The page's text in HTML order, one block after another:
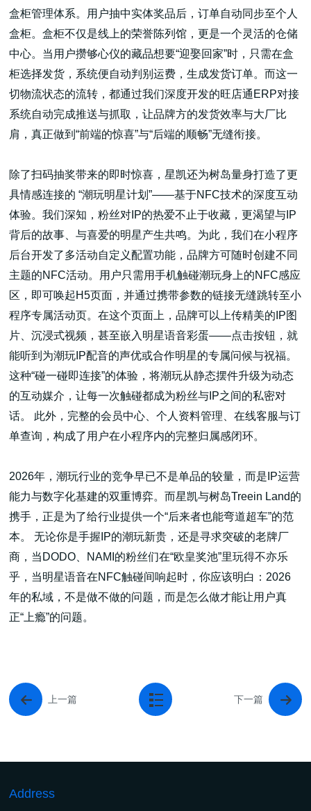
盒柜管理体系。用户抽中实体奖品后，订单自动同步至个人
盒柜。盒柜不仅是线上的荣誉陈列馆，更是一个灵活的仓储
中心。当用户攒够心仪的藏品想要“迎娶回家”时，只需在盒
柜选择发货，系统便自动判别运费，生成发货订单。而这一
切物流状态的流转，都通过我们深度开发的旺店通ERP对接
系统自动完成推送与抓取，让品牌方的发货效率与大厂比
肩，真正做到“前端的惊喜”与“后端的顺畅”无缝衔接。
除了扫码抽奖带来的即时惊喜，星凯还为树岛量身打造了更
具情感连接的 “潮玩明星计划”——基于NFC技术的深度互动
体验。我们深知，粉丝对IP的热爱不止于收藏，更渴望与IP
背后的故事、与喜爱的明星产生共鸣。为此，我们在小程序
后台开发了多活动自定义配置功能，品牌方可随时创建不同
主题的NFC活动。用户只需用手机触碰潮玩身上的NFC感应
区，即可唤起H5页面，并通过携带参数的链接无缝跳转至小
程序专属活动页。在这个页面上，品牌可以上传精美的IP图
片、沉浸式视频，甚至嵌入明星语音彩蛋——点击按钮，就
能听到为潮玩IP配音的声优或合作明星的专属问候与祝福。
这种“碰一碰即连接”的体验，将潮玩从静态摆件升级为动态
的互动媒介，让每一次触碰都成为粉丝与IP之间的私密对
话。 此外，完整的会员中心、个人资料管理、在线客服与订
单查询，构成了用户在小程序内的完整归属感闭环。
2026年，潮玩行业的竞争早已不是单品的较量，而是IP运营
能力与数字化基建的双重博弈。而星凯与树岛Treein Land的
携手，正是为了给行业提供一个“后来者也能弯道超车”的范
本。 无论你是手握IP的潮玩新贵，还是寻求突破的老牌厂
商，当DODO、NAMI的粉丝们在“欧皇奖池”里玩得不亦乐
乎，当明星语音在NFC触碰间响起时，你应该明白：2026
年的私域，不是做不做的问题，而是怎么做才能让用户真
正“上瘾”的问题。
上一篇 下一篇
Address